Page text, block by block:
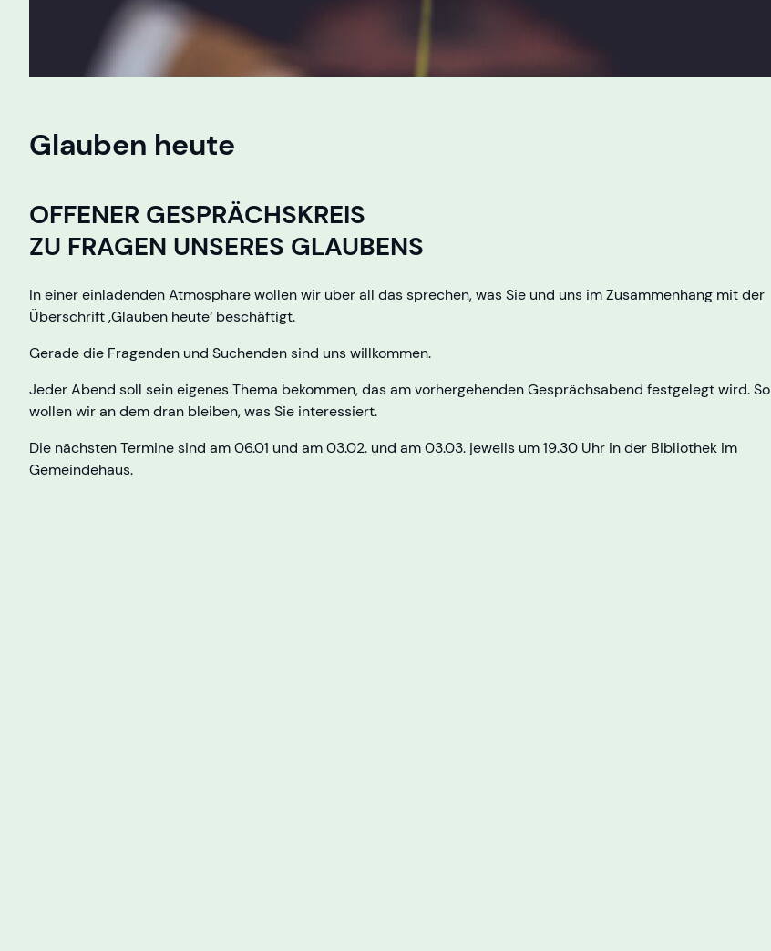
Glauben heute
OFFENER GESPRÄCHSKREIS
ZU FRAGEN UNSERES GLAUBENS
In einer einladenden Atmosphäre wollen wir über all das sprechen, was Sie und uns im Zusammenhang mit der
Überschrift ‚Glauben heute‘ beschäftigt.
Gerade die Fragenden und Suchenden sind uns willkommen.
Jeder Abend soll sein eigenes Thema bekommen, das am vorhergehenden Gesprächsabend festgelegt wird. So
wollen wir an dem dran bleiben, was Sie interessiert.
Die nächsten Termine sind am 06.01 und am 03.02. und am 03.03. jeweils um 19.30 Uhr in der Bibliothek im
Gemeindehaus.